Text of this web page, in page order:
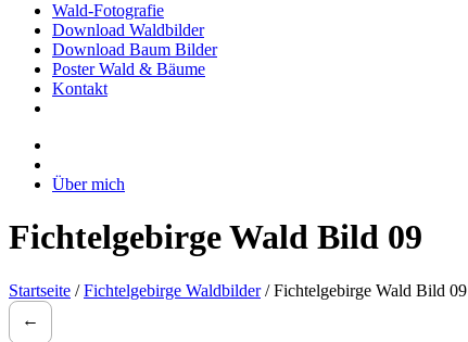
Wald-Fotografie
Download Waldbilder
Download Baum Bilder
Poster Wald & Bäume
Kontakt
Über mich
Fichtelgebirge Wald Bild 09
Startseite /Fichtelgebirge Waldbilder/ Fichtelgebirge Wald Bild 09
←